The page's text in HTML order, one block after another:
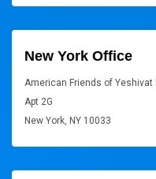
New York Office
American Friends of Yeshivat
Apt 2G
New York, NY 10033